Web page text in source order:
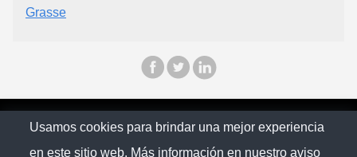
Grasse
© Chilopina 2026
Usamos cookies para brindar una mejor experiencia
en este sitio web. Más información en nuestro aviso